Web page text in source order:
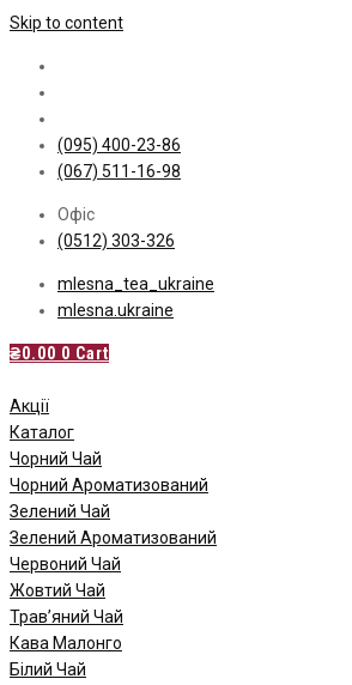
Skip to content
(095) 400-23-86
(067) 511-16-98
Офіс
(0512) 303-326
mlesna_tea_ukraine
mlesna.ukraine
₴0.00 0 Cart
Акції
Каталог
Чорний Чай
Чорний Ароматизований
Зелений Чай
Зелений Ароматизований
Червоний Чай
Жовтий Чай
Трав’яний Чай
Кава Малонго
Білий Чай